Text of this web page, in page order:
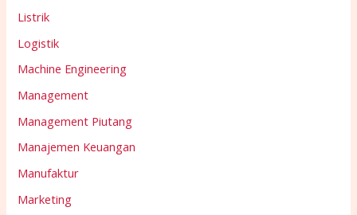
Listrik
Logistik
Machine Engineering
Management
Management Piutang
Manajemen Keuangan
Manufaktur
Marketing